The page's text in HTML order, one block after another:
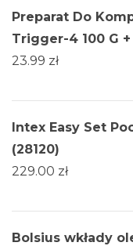
Preparat Do
Trigger-4 100 G
23.99 zł
Intex Easy Set
(28120)
229.00 zł
Bolsius wkłady